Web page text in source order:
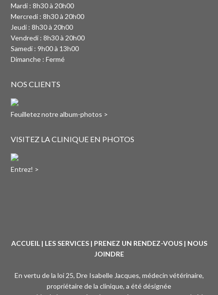
Mardi : 8h30 à 20h00
Mercredi : 8h30 à 20h00
Jeudi : 8h30 à 20h00
Vendredi : 8h30 à 20h00
Samedi : 9h00 à 13h00
Dimanche : Fermé
NOS CLIENTS
Feuilletez notre album-photos >
VISITEZ LA CLINIQUE EN PHOTOS
Entrez! >
ACCUEIL| LES SERVICES| PRENEZ UN RENDEZ-VOUS| NOUS
JOINDRE
En vertu de la loi 25, Dre Isabelle Jacques, médecin vétérinaire,
propriétaire de la clinique, a été désignée